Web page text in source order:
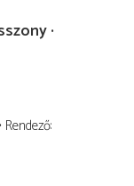
Rendező